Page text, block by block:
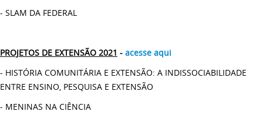
- SLAM DA FEDERAL
PROJETOS DE EXTENSÃO 2021 - acesse aqui
- HISTÓRIA COMUNITÁRIA E EXTENSÃO: A INDISSOCIABILIDADE
ENTRE ENSINO, PESQUISA E EXTENSÃO
- MENINAS NA CIÊNCIA